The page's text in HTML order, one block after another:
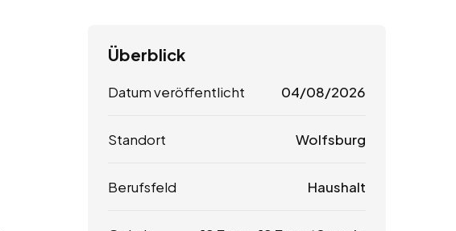
Überblick
Datum veröffentlicht 04/08/2026
Standort Wolfsburg
Berufsfeld Haushalt